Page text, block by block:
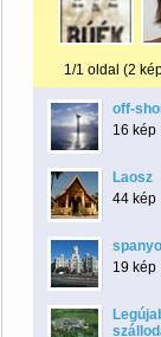
1/1 oldal (2
off-
16 kép
Laosz
44 kép
spanyol
19 kép